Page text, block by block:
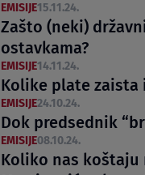
EMISIJE15.11.24.
Zašto (neki)
ostavkama?
EMISIJE14.11.24.
Kolike plate zaista
EMISIJE24.10.24.
Dok predsednik
EMISIJE08.10.24.
Koliko nas koštaju